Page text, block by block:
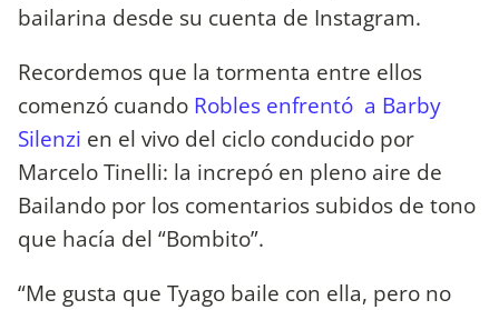
bailarina desde su cuenta de Instagram.
Recordemos que la tormenta entre ellos
comenzó cuando Robles enfrentó a Barby
Silenzi en el vivo del ciclo conducido por
Marcelo Tinelli: la increpó en pleno aire de
Bailando por los comentarios subidos de tono
que hacía del “Bombito”.
“Me gusta que Tyago baile con ella, pero no